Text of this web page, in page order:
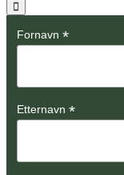
Fornavn *
Etternavn *